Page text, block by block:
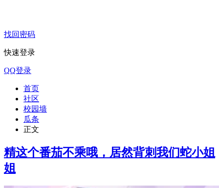
找回密码
快速登录
QQ登录
首页
社区
校园墙
瓜条
正文
精这个番茄不乘哦，居然背刺我们蛇小姐
姐